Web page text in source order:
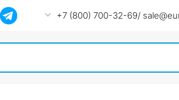
+7 (800) 700-32-69/